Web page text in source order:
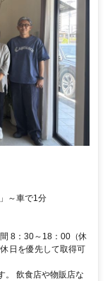
～車で1分
8：30～18：00（休
日を優先して取得可
。 飲食店や物販店な